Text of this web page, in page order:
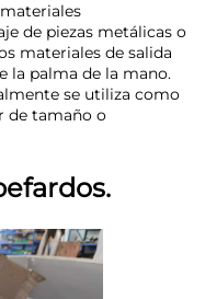
de piezas metálicas o
materiales de salida
la palma de la mano.
se utiliza como
de tamaño o